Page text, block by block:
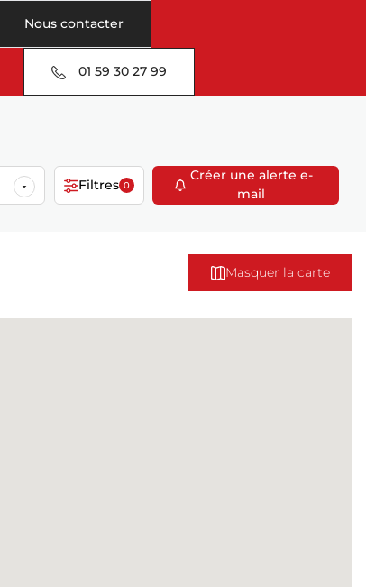
Nous contacter
01 59 30 27 99
Filtres 0
Créer une alerte e-
mail
Masquer la carte